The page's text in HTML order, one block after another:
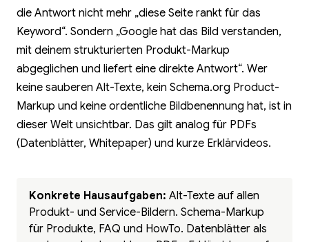
die Antwort nicht mehr „diese Seite rankt für das
Keyword“. Sondern „Google hat das Bild verstanden,
mit deinem strukturierten Produkt-Markup
abgeglichen und liefert eine direkte Antwort“. Wer
keine sauberen Alt-Texte, kein Schema.org Product-
Markup und keine ordentliche Bildbenennung hat, ist in
dieser Welt unsichtbar. Das gilt analog für PDFs
(Datenblätter, Whitepaper) und kurze Erklärvideos.
Konkrete Hausaufgaben: Alt-Texte auf allen
Produkt- und Service-Bildern. Schema-Markup
für Produkte, FAQ und HowTo. Datenblätter als